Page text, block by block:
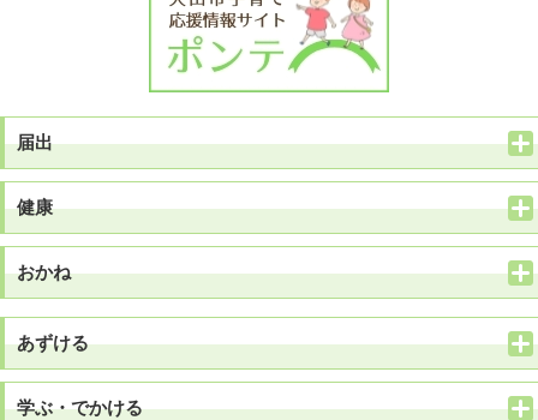
届出
健康
おかね
あずける
学ぶ・でかける